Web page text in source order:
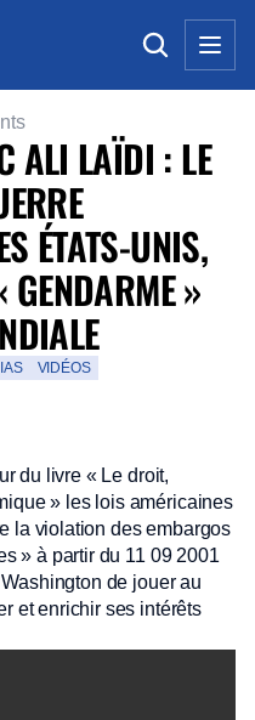
ALI LAÏDI : LE
ÉTATS-UNIS,
GENDARME »
VIDÉOS
fenêtre)fenêtre)
fenêtre)
du livre « Le droit,
» les lois américaines
la violation des embargos
» à partir du 11 09 2001
de jouer au
et enrichir ses intérêts